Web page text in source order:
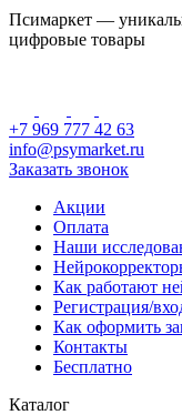
Псимаркет —
цифровые товары
+7 969 777 42 63
info@psymarket.ru
Заказать звонок
Акции
Оплата
Наши
Как работают
Регистрация/
Как оформить
Контакты
Бесплатно
Каталог